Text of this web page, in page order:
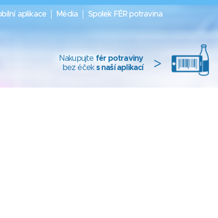
aplikace Média Spolek FÉR potravina
Nakupujte fér potraviny
bez éček s naší aplikací >